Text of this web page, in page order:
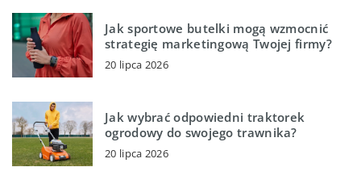
Jak sportowe butelki mogą wzmocnić
strategię marketingową Twojej firmy?
20 lipca 2026
Jak wybrać odpowiedni traktorek
ogrodowy do swojego trawnika?
20 lipca 2026